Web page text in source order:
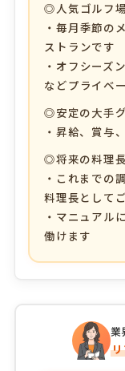
◎人気ゴルフ
・毎月季節の
ストランです
・オフシーズ
などプライベ
◎安定の大手
・昇給、賞与
◎将来の料理
・これまでの
料理長として
・マニュアル
働けます
業